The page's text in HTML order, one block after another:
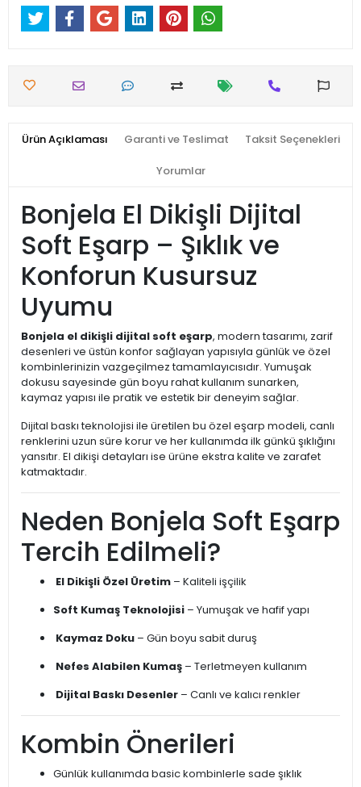
Ürün Açıklaması Garanti ve Teslimat Taksit Seçenekleri
Yorumlar
Bonjela El Dikişli Dijital
Soft Eşarp – Şıklık ve
Konforun Kusursuz
Uyumu
Bonjela el dikişli dijital soft eşarp, modern tasarımı, zarif
desenleri ve üstün konfor sağlayan yapısıyla günlük ve özel
kombinlerinizin vazgeçilmez tamamlayıcısıdır. Yumuşak
dokusu sayesinde gün boyu rahat kullanım sunarken,
kaymaz yapısı ile pratik ve estetik bir deneyim sağlar.
Dijital baskı teknolojisi ile üretilen bu özel eşarp modeli, canlı
renklerini uzun süre korur ve her kullanımda ilk günkü şıklığını
yansıtır. El dikişi detayları ise ürüne ekstra kalite ve zarafet
katmaktadır.
Neden Bonjela Soft Eşarp
Tercih Edilmeli?
El Dikişli Özel Üretim – Kaliteli işçilik
Soft Kumaş Teknolojisi – Yumuşak ve hafif yapı
Kaymaz Doku – Gün boyu sabit duruş
Nefes Alabilen Kumaş – Terletmeyen kullanım
Dijital Baskı Desenler – Canlı ve kalıcı renkler
Kombin Önerileri
Günlük kullanımda basic kombinlerle sade şıklık